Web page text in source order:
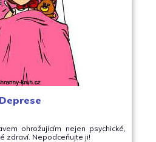
Deprese
ohrožujícím nejen psychické,
zdraví. Nepodceňujte ji!